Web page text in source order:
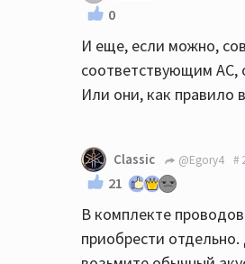
0
И еще, если можно,
соответствующим АС,
Или они, как правило
Classic @Egory4
21
В комплекте
приобрести